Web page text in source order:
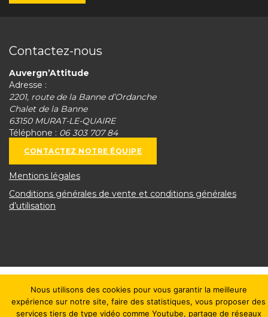
Contactez-nous
Auvergn’Attitude
Adresse :
2201, route de la Banne d’Ordanche
Chalet de la Banne
63150 MURAT-LE-QUAIRE
Téléphone : 06 303 707 84
CONTACTEZ NOTRE ÉQUIPE
Mentions légales
Conditions générales de vente et conditions générales
d’utilisation
Nous utilisons des cookies pour vous garantir la meilleure
expérience sur notre site, faire des statistiques, vous proposer des
services tiers de type vidéo comme Youtube, partage de réseaux